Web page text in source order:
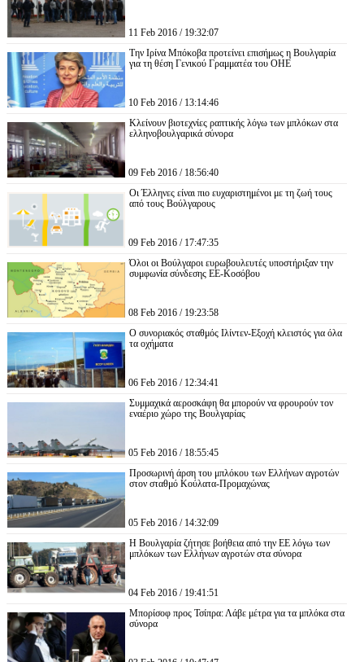
11 Feb 2016 / 19:32:07
Την Ιρίνα Μπόκοβα προτείνει επισήμως η Βουλγαρία
για τη θέση Γενικού Γραμματέα του ΟΗΕ
10 Feb 2016 / 13:14:46
Κλείνουν βιοτεχνίες ραπτικής λόγω των μπλόκων στα
ελληνοβουλγαρικά σύνορα
09 Feb 2016 / 18:56:40
Οι Έλληνες είναι πιο ευχαριστημένοι με τη ζωή τους
από τους Βούλγαρους
09 Feb 2016 / 17:47:35
Όλοι οι Βούλγαροι ευρωβουλευτές υποστήριξαν την
συμφωνία σύνδεσης ΕΕ-Κοσόβου
08 Feb 2016 / 19:23:58
Ο συνοριακός σταθμός Ιλίντεν-Εξοχή κλειστός για όλα
τα οχήματα
06 Feb 2016 / 12:34:41
Συμμαχικά αεροσκάφη θα μπορούν να φρουρούν τον
εναέριο χώρο της Βουλγαρίας
05 Feb 2016 / 18:55:45
Προσωρινή άρση του μπλόκου των Ελλήνων αγροτών
στον σταθμό Κούλατα-Προμαχώνας
05 Feb 2016 / 14:32:09
Η Βουλγαρία ζήτησε βοήθεια από την ΕΕ λόγω των
μπλόκων των Ελλήνων αγροτών στα σύνορα
04 Feb 2016 / 19:41:51
Μπορίσοφ προς Τσίπρα: Λάβε μέτρα για τα μπλόκα στα
σύνορα